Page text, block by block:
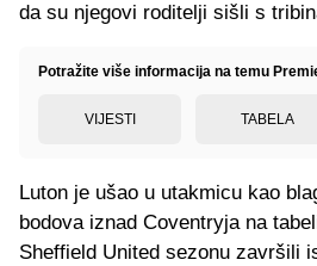
da su njegovi roditelji sišli s
Potražite više informacija na temu
VIJESTI TABELA
Luton je ušao u utakmicu kao
bodova iznad Coventryja na
Sheffield United sezonu završili